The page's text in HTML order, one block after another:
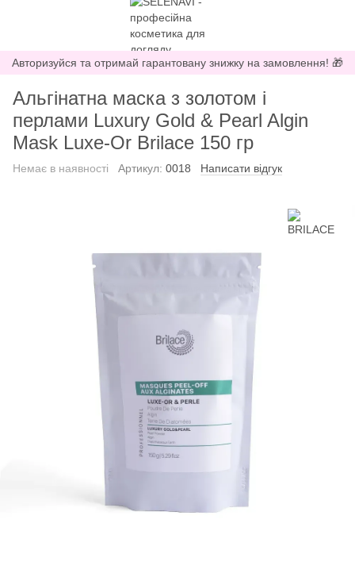
Авторизуйся та отримай гарантовану знижку на замовлення! 🎁
Альгінатна маска з золотом і
перлами Luxury Gold & Pearl Algin
Mask Luxe-Or Brilace 150 гр
Немає в наявності Артикул: 0018 Написати відгук